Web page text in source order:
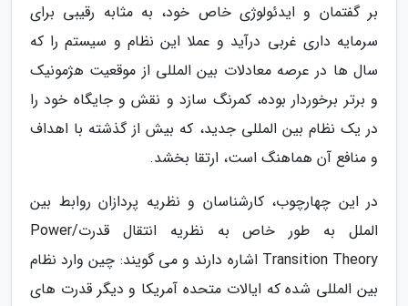
بر گفتمان و ایدئولوژی خاص خود، به مثابه رقیبی برای
سرمایه داری غربی درآید و عملا این نظام و سیستم را که
سال ها در عرصه معادلات بین المللی از موقعیت هژمونیک
و برتر برخوردار بوده، کمرنگ سازد و نقش و جایگاه خود را
در یک نظام بین المللی جدید، که بیش از گذشته با اهداف
و منافع آن هماهنگ است، ارتقا بخشد.
در این چهارچوب، کارشناسان و نظریه پردازان روابط بین
الملل به طور خاص به نظریه انتقال قدرت/Power
Transition Theory اشاره دارند و می گویند: چین وارد نظام
بین المللی شده که ایالات متحده آمریکا و دیگر قدرت های